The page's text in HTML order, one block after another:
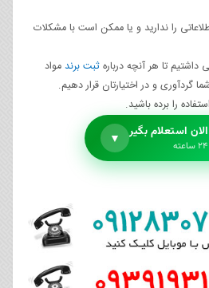
را ندارید و یا ممکن است با مشکلات
تا هر آنچه دربارهثبت برند مواد
گردآوری و در اختیارتان قرار دهیم.
را برده باشید.
استعلام بگیر ▼